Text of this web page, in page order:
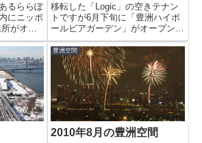
るららぽ
にニッポ
がオー
の問題
に閉店
タカーを
がたいの
すてなー
移転した「Logic」の空きテナン
トですが6月下旬に「豊洲ハイボ
ールビアガーデン」がオープンと
の張り紙がしてありました。すで
に「ぐるなび」のページがあり、
２時間飲み放題付きビアガーデン
コースがお一人様3500円。8名様
用の個室から200名様...
豊洲空間
2010年8月の豊洲空間